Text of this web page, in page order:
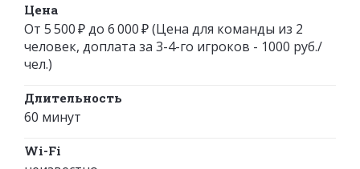
Цена
От 5 500 ₽ до 6 000 ₽ (Цена для команды из 2
человек, доплата за 3-4-го игроков - 1000 руб./
чел.)
Длительность
60 минут
Wi-Fi